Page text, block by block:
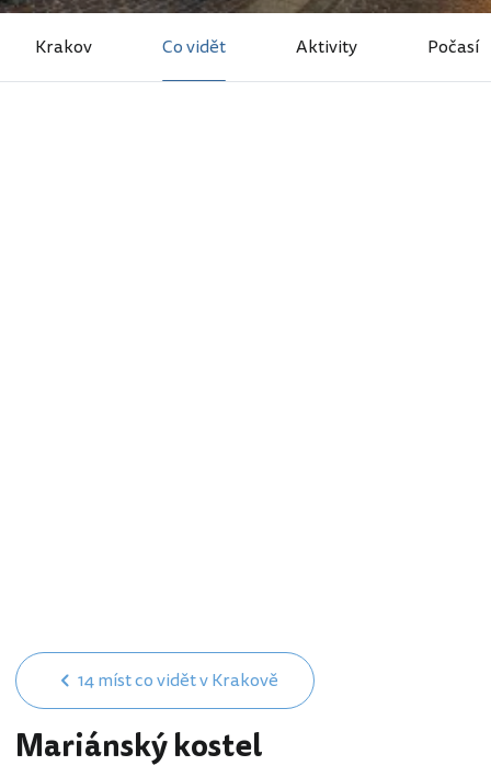
Krakov Co vidět Aktivity Počasí
14 míst co vidět v Krakově
Mariánský kostel